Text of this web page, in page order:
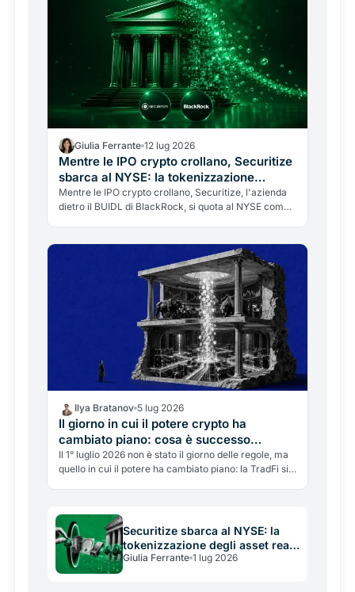
Giulia Ferrante 12 lug 2026
Mentre le IPO crypto crollano, Securitize
sbarca al NYSE: la tokenizzazione
diventa infrastruttura
Mentre le IPO crypto crollano, Securitize, l'azienda
dietro il BUIDL di BlackRock, si quota al NYSE come
Ilya Bratanov 5 lug 2026
Il giorno in cui il potere crypto ha
cambiato piano: cosa è successo
davvero il 1° luglio 2026
Il 1° luglio 2026 non è stato il giorno delle regole, ma
quello in cui il potere ha cambiato piano: la TradFi si
Securitize sbarca al NYSE: la
tokenizzazione degli asset reali
si quota a Wall Street
Giulia Ferrante 1 lug 2026